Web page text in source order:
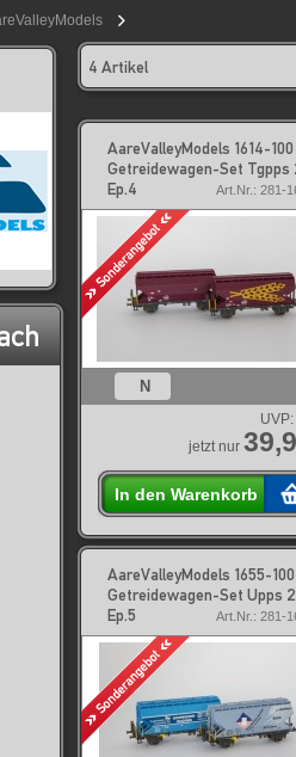
4 Artikel
AareValleyModels 1614-100
Getreidewagen-Set
Ep.4
Art.Nr.: 281-
N
UVP:
jetzt nur
In den Warenkorb
AareValleyModels 1655-
Getreidewagen-Set Upps
Ep.5
Art.Nr.: 281-